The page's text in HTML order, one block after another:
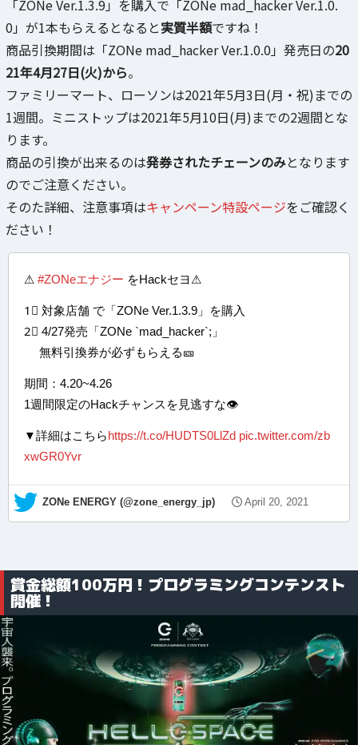
「ZONe Ver.1.3.9」を購入で「ZONe mad_hacker Ver.1.0.
0」が1本もらえるとなると実質半額ですね！
商品引換期間は「ZONe mad_hacker Ver.1.0.0」発売日の20
21年4月27日(火)から。
ファミリーマート、ローソンは2021年5月3日(月・祝)までの
1週間。ミニストップは2021年5月10日(月)までの2週間とな
ります。
商品の引換が出来るのは発券されたチェーンのみとなります
のでご注意ください。
そのた詳細、注意事項はキャンペーン特設ページをご確認く
ださい！
⚠ #ZONeエナジー をHackセヨ⚠
1⃣ 対象店舗 で「ZONe Ver.1.3.9」を購入
2⃣ 4/27発売「ZONe `mad_hacker`;」
無料引換券が必ずもらえる🎫
期間：4.20~4.26
1週間限定のHackチャンスを見逃すな👁
▼詳細はこちらhttps://t.co/HUDTS0LlZd pic.twitter.com/zb
xwGR0Yvr
— ZONe ENERGY (@zone_energy_jp) April 20, 2021
賞金総額100万円！プログラミングコンテンスト
開催！